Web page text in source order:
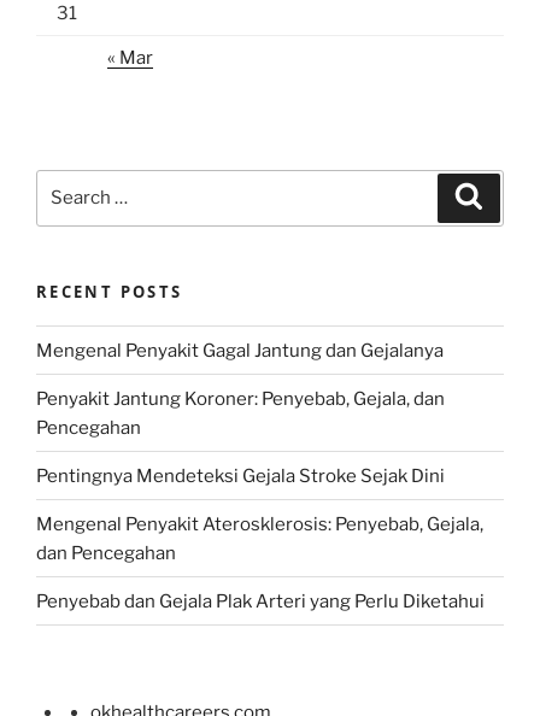
31
« Mar
RECENT POSTS
Mengenal Penyakit Gagal Jantung dan Gejalanya
Penyakit Jantung Koroner: Penyebab, Gejala, dan
Pencegahan
Pentingnya Mendeteksi Gejala Stroke Sejak Dini
Mengenal Penyakit Aterosklerosis: Penyebab, Gejala,
dan Pencegahan
Penyebab dan Gejala Plak Arteri yang Perlu Diketahui